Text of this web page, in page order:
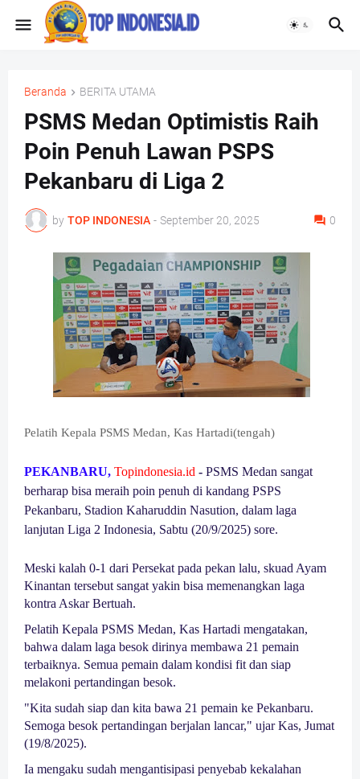
Beranda BERITA UTAMA
PSMS Medan Optimistis Raih
Poin Penuh Lawan PSPS
Pekanbaru di Liga 2
by TOP INDONESIA - September 20, 2025 0
Pelatih Kepala PSMS Medan, Kas Hartadi(tengah)
PEKANBARU, Topindonesia.id - PSMS Medan sangat
berharap bisa meraih poin penuh di kandang PSPS
Pekanbaru, Stadion Kaharuddin Nasution, dalam laga
lanjutan Liga 2 Indonesia, Sabtu (20/9/2025) sore.
Meski kalah 0-1 dari Persekat pada pekan lalu, skuad Ayam
Kinantan tersebut sangat yakin bisa memenangkan laga
kontra Askar Bertuah.
Pelatih Kepala PSMS Medan, Kas Hartadi mengatakan,
bahwa dalam laga besok dirinya membawa 21 pemain
terbaiknya. Semua pemain dalam kondisi fit dan siap
melakoni pertandingan besok.
"Kita sudah siap dan kita bawa 21 pemain ke Pekanbaru.
Semoga besok pertandingan berjalan lancar," ujar Kas, Jumat
(19/8/2025).
Ia mengaku sudah mengantisipasi penyebab kekalahan